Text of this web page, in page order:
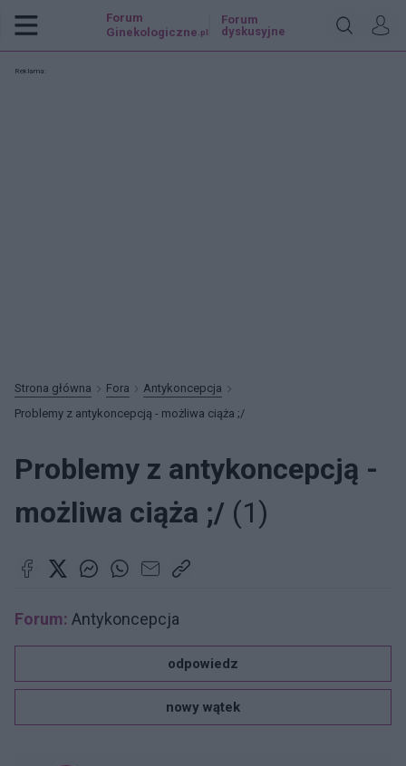
Forum
Ginekologiczne .pl
Forum
dyskusyjne
Reklama:
Strona główna Fora
Antykoncepcja
Problemy z antykoncepcją - możliwa ciąża ;/
Problemy z antykoncepcją -
możliwa ciąża ;/ (1)
Forum: Antykoncepcja
odpowiedz
nowy wątek